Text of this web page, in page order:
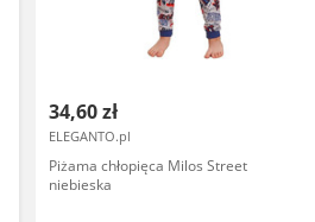
34,60 zł
ELEGANTO.pl
Piżama chłopięca Milos Street
niebieska